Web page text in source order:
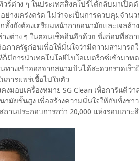
ต่าง ๆ ในประเทศสิงคโปร์ได้กลับมาเปิดด
งเคร่งครัด ไม่ว่าจะเป็นการควบคุมจำนว
งยังต้องเตรียมหน้ากากอนามัยและเจลล้า
งต่าง ๆ ในตอนเช็คอินอีกด้วย ซึ่งก่อนที่สถ
ภาครัฐก่อนเพื่อให้มั่นใจว่ามีความสามารถ
มีการนำเทคโนโลยีไบโอเมตริกซ์เข้ามาท
ทางเข้าออกจากสนามบินได้สะดวกรวดเร็ว
การแพร่เชื้อไปในตัว
งมอบเครื่องหมาย SG Clean เพื่อการันตีว่
มัยขั้นสูง เพื่อสร้างความมั่นใจให้กับทั้งชา
านประกอบการกว่า 20,000 แห่งรอบเกาะ